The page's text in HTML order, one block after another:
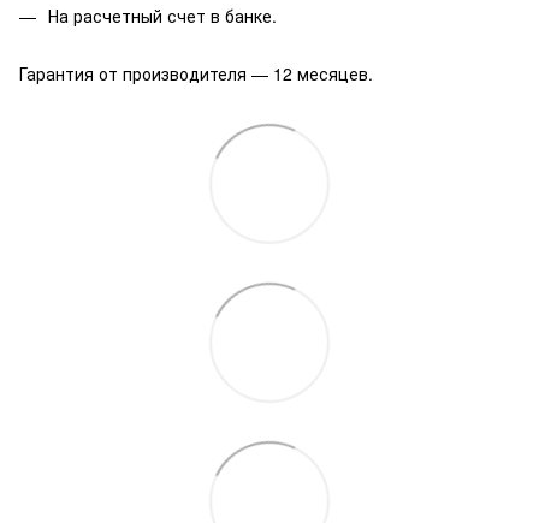
На расчетный счет в банке.
Гарантия от производителя — 12 месяцев.